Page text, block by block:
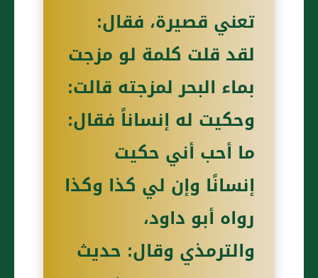
تعني قصيرة، فقال:
لقد قلت كلمة لو مزجت
بماء البحر لمزجته قالت:
وحكيت له إنساناً فقال:
ما أحب أني حكيت
إنسانًا وإن لي كذا وكذا
رواه أبو داود،
والترمذي وقال: حديث